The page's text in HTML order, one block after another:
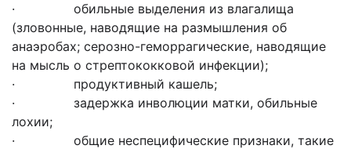
· обильные выделения из влагалища
(зловонные, наводящие на размышления об
анаэробах; серозно-геморрагические, наводящие
на мысль о стрептококковой инфекции);
· продуктивный кашель;
· задержка инволюции матки, обильные
лохии;
· общие неспецифические признаки, такие